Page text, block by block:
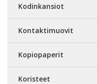
Kodinkansiot
Kontaktimuovit
Kopiopaperit
Koristeet